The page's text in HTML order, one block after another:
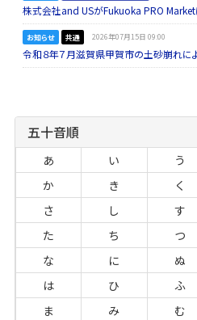
株式会社and USがFukuoka PRO Market
お知らせ 共通 2026年07月15日 09:00
令和８年７月滋賀県甲賀市の土砂崩れに
五十音順
あ い う
か
き く
さ
し す
た
ち つ
な
に ぬ
は
ひ ふ
ま
み む